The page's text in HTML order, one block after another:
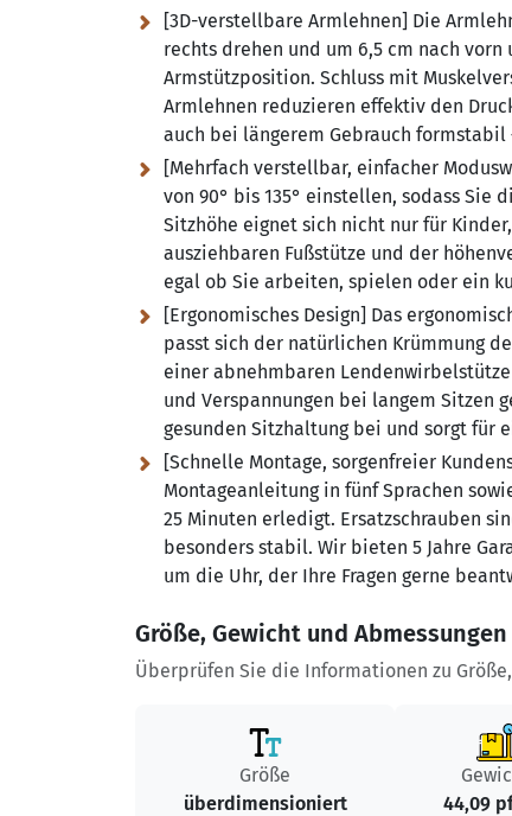
[3D-verstellbare Armlehnen] Die
rechts drehen und um 6,5 cm nach
Armstützposition. Schluss mit
Armlehnen reduzieren effektiv den
auch bei längerem Gebrauch
[Mehrfach verstellbar, einfacher
von 90° bis 135° einstellen, sodass Sie
Sitzhöhe eignet sich nicht nur für
ausziehbaren Fußstütze und der
egal ob Sie arbeiten, spielen oder ein
[Ergonomisches Design] Das
passt sich der natürlichen Krümmung
einer abnehmbaren
und Verspannungen bei langem Sitzen
gesunden Sitzhaltung bei und sorgt für
[Schnelle Montage, sorgenfreier
Montageanleitung in fünf Sprachen
25 Minuten erledigt. Ersatzschrauben
besonders stabil. Wir bieten 5 Jahre
um die Uhr, der Ihre Fragen gerne
Größe, Gewicht und Abmessungen
Überprüfen Sie die Informationen zu
Größe
überdimensioniert
44,09